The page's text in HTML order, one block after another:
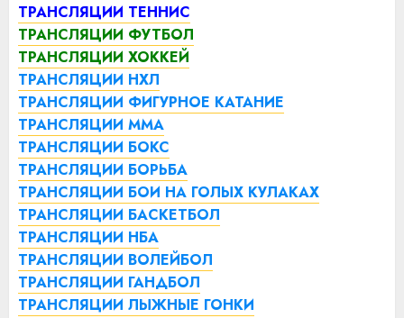
ТРАНСЛЯЦИИ ТЕННИС
ТРАНСЛЯЦИИ ФУТБОЛ
ТРАНСЛЯЦИИ ХОККЕЙ
ТРАНСЛЯЦИИ НХЛ
ТРАНСЛЯЦИИ ФИГУРНОЕ КАТАНИЕ
ТРАНСЛЯЦИИ ММА
ТРАНСЛЯЦИИ БОКС
ТРАНСЛЯЦИИ БОРЬБА
ТРАНСЛЯЦИИ БОИ НА ГОЛЫХ КУЛАКАХ
ТРАНСЛЯЦИИ БАСКЕТБОЛ
ТРАНСЛЯЦИИ НБА
ТРАНСЛЯЦИИ ВОЛЕЙБОЛ
ТРАНСЛЯЦИИ ГАНДБОЛ
ТРАНСЛЯЦИИ ЛЫЖНЫЕ ГОНКИ